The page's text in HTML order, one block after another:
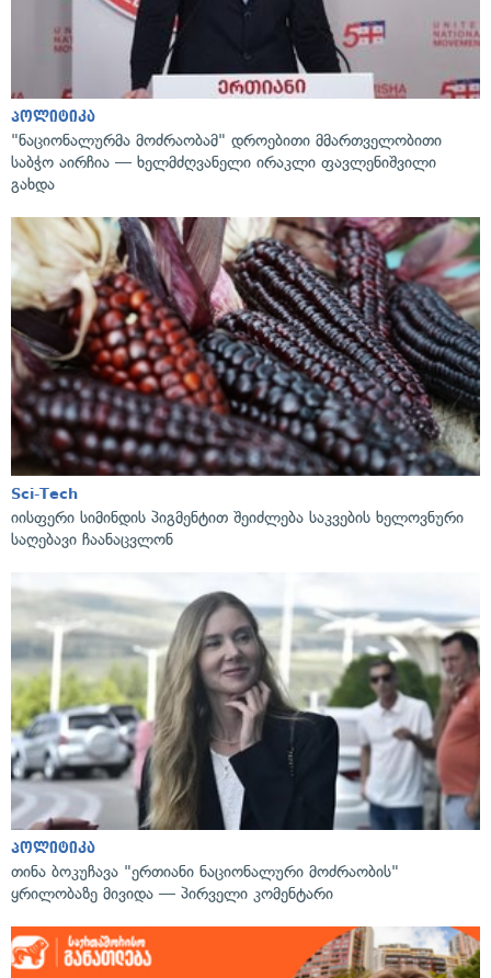
პოლიტიკა
"ნაციონალურმა მოძრაობამ" დროებითი მმართველობითი
საბჭო აირჩია — ხელმძღვანელი ირაკლი ფავლენიშვილი
გახდა
Sci-Tech
იისფერი სიმინდის პიგმენტით შეიძლება საკვების ხელოვნური
საღებავი ჩაანაცვლონ
პოლიტიკა
თინა ბოკუჩავა "ერთიანი ნაციონალური მოძრაობის"
ყრილობაზე მივიდა — პირველი კომენტარი